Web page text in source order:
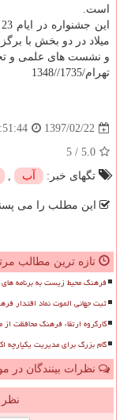
است.
میلاد در دو بخش با
و نشست های علمی و
تهرام/1735//1348
1397/02/22
5.0
/
5
تگهای خبر:
آب ,
این مطلب را می
تازه ترین مطالب
فرهنگ محیط زیست به برنامه
ثبت جهانی الموت نماد اقتدار
کارگروه ارتقاء فرهنگ محافظت
گام بزرگ برای مدیریت
نظرات بینندگان در